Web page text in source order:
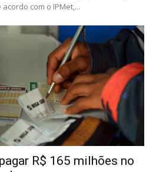
com o IPMet,...
R$ 165 milhões no